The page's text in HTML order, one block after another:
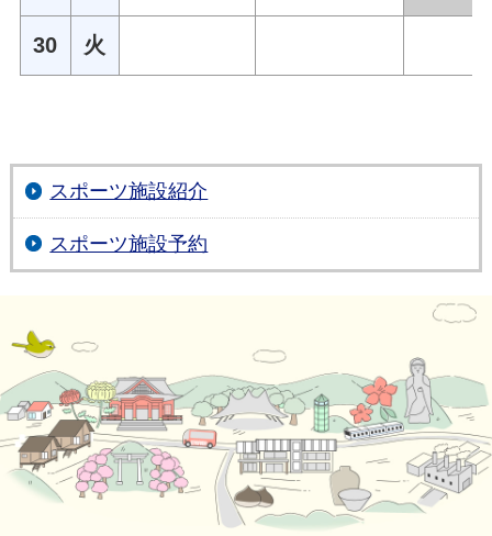
30 火
スポーツ施設紹介
スポーツ施設予約